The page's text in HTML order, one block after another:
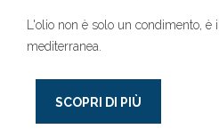
L'olio non è solo un condimento,
mediterranea.
SCOPRI DI PIÙ